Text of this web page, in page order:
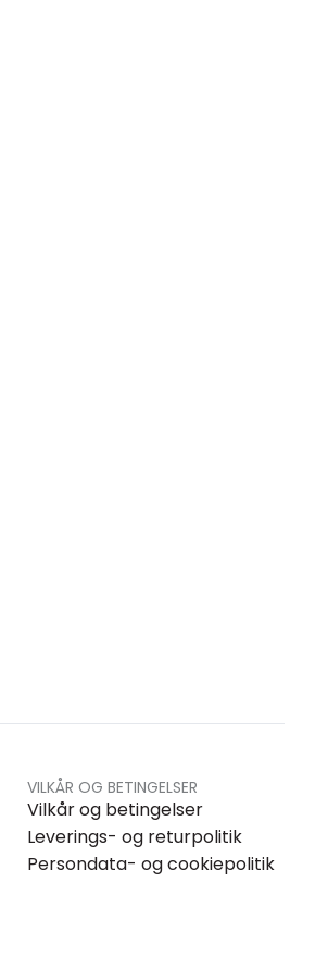
VILKÅR OG BETINGELSER
Vilkår og betingelser
Leverings- og returpolitik
Persondata- og cookiepolitik